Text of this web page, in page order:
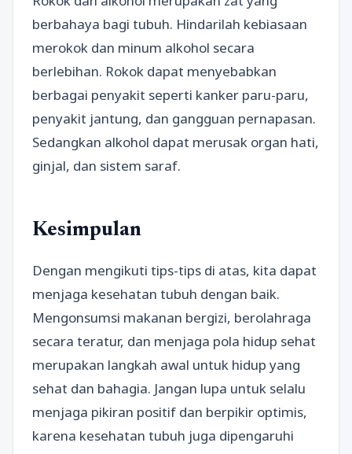
berbahaya bagi tubuh. Hindarilah kebiasaan
merokok dan minum alkohol secara
berlebihan. Rokok dapat menyebabkan
berbagai penyakit seperti kanker paru-paru,
penyakit jantung, dan gangguan pernapasan.
Sedangkan alkohol dapat merusak organ hati,
ginjal, dan sistem saraf.
Kesimpulan
Dengan mengikuti tips-tips di atas, kita dapat
menjaga kesehatan tubuh dengan baik.
Mengonsumsi makanan bergizi, berolahraga
secara teratur, dan menjaga pola hidup sehat
merupakan langkah awal untuk hidup yang
sehat dan bahagia. Jangan lupa untuk selalu
menjaga pikiran positif dan berpikir optimis,
karena kesehatan tubuh juga dipengaruhi